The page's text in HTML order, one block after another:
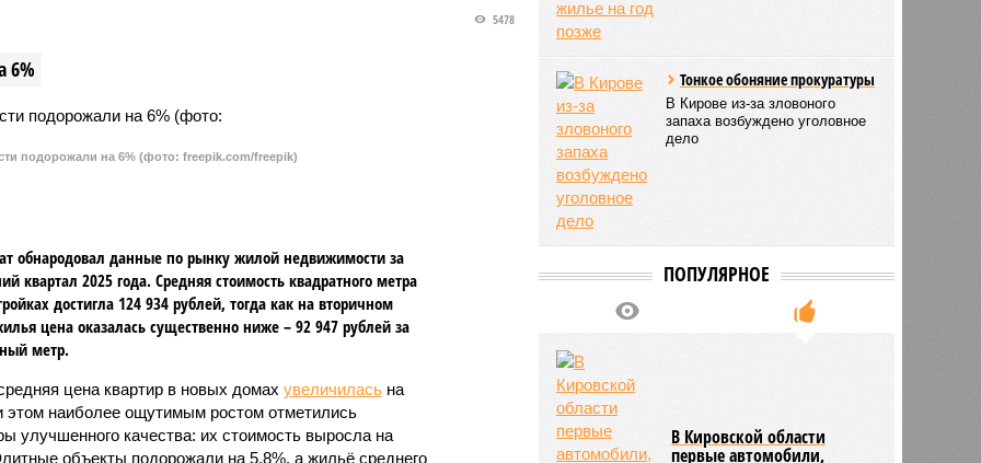
6%
5478
подорожали на 6% (фото: freepik.com/freepik)
обнародовал данные по рынку жилой недвижимости за
квартал 2025 года. Средняя стоимость квадратного метра
достигла 124 934 рублей, тогда как на вторичном
цена оказалась существенно ниже – 92 947 рублей за
метр.
цена квартир в новых домах увеличиласьна
этом наиболее ощутимым ростом отметились
улучшенного качества: их стоимость выросла на
объекты подорожали на 5,8%, а жильё среднего
Тонкое обоняние прокуратуры
В Кирове из-за зловоного
запаха возбуждено уголовное
дело
ПОПУЛЯРНОЕ
В Кировской области
первые автомобили,